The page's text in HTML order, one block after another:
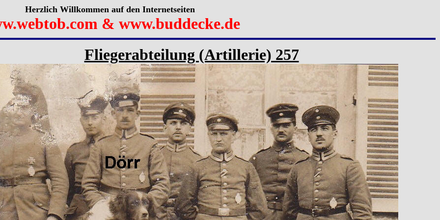
Herzlich Willkommen auf den Internetseiten
& www.buddecke.de
Fliegerabteilung (Artillerie) 257